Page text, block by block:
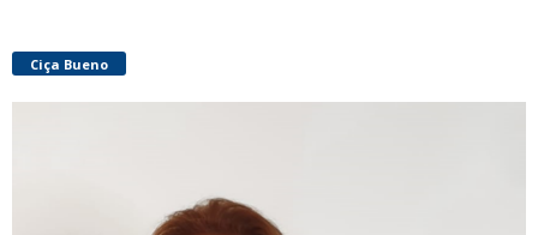
Ciça Bueno